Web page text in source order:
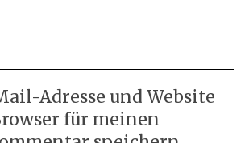
Adresse und Website
für meinen